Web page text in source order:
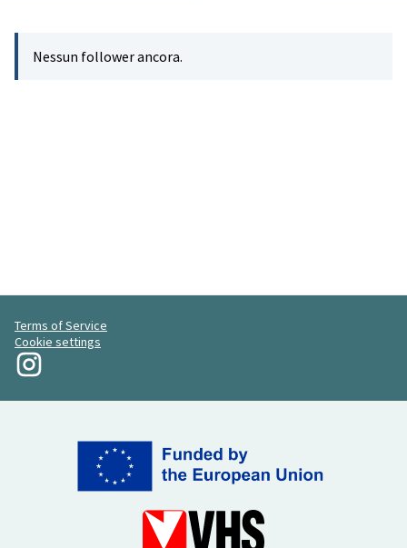
Nessun follower ancora.
Terms of Service
Cookie settings
La mia rivoluzione su Instagram